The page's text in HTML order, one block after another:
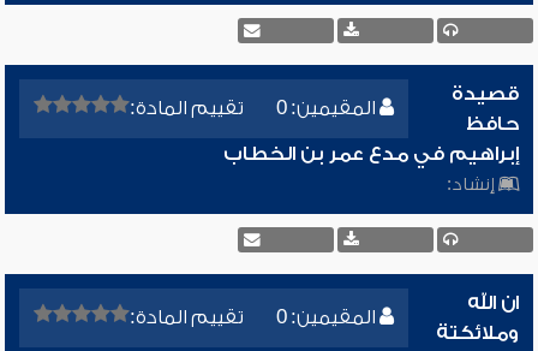
المقيمين: 0 تقييم المادة:
قصيدة
حافظ
إبراهيم في مدع عمر بن الخطاب
إنشاد:
المقيمين: 0 تقييم المادة:
ان الله
وملائكتة